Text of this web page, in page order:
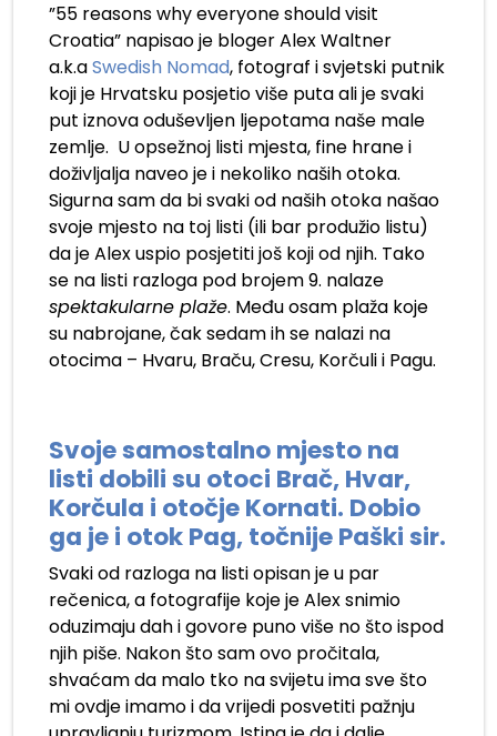
”55 reasons why everyone should visit
Croatia” napisao je bloger Alex Waltner
a.k.aSwedish Nomad, fotograf i svjetski putnik
koji je Hrvatsku posjetio više puta ali je svaki
put iznova oduševljen ljepotama naše male
zemlje. U opsežnoj listi mjesta, fine hrane i
doživljalja naveo je i nekoliko naših otoka.
Sigurna sam da bi svaki od naših otoka našao
svoje mjesto na toj listi (ili bar produžio listu)
da je Alex uspio posjetiti još koji od njih. Tako
se na listi razloga pod brojem 9. nalaze
spektakularne plaže. Među osam plaža koje
su nabrojane, čak sedam ih se nalazi na
otocima – Hvaru, Braču, Cresu, Korčuli i Pagu.
Svoje samostalno mjesto na
listi dobili su otoci Brač, Hvar,
Korčula i otočje Kornati. Dobio
ga je i otok Pag, točnije Paški sir.
Svaki od razloga na listi opisan je u par
rečenica, a fotografije koje je Alex snimio
oduzimaju dah i govore puno više no što ispod
njih piše. Nakon što sam ovo pročitala,
shvaćam da malo tko na svijetu ima sve što
mi ovdje imamo i da vrijedi posvetiti pažnju